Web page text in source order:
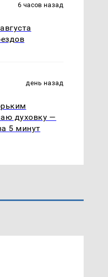
продукта: что купить?
6 часов назад
день назад
духовку —
5 минут